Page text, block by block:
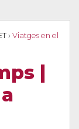
› Viatges en el
|